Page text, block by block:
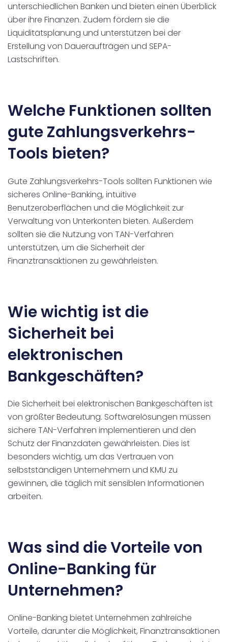
unterschiedlichen Banken und bieten einen Überblick
über ihre Finanzen. Zudem fördern sie die
Liquiditätsplanung und unterstützen bei der
Erstellung von Daueraufträgen und SEPA-
Lastschriften.
Welche Funktionen sollten
gute Zahlungsverkehrs-
Tools bieten?
Gute Zahlungsverkehrs-Tools sollten Funktionen wie
sicheres Online-Banking, intuitive
Benutzeroberflächen und die Möglichkeit zur
Verwaltung von Unterkonten bieten. Außerdem
sollten sie die Nutzung von TAN-Verfahren
unterstützen, um die Sicherheit der
Finanztransaktionen zu gewährleisten.
Wie wichtig ist die
Sicherheit bei
elektronischen
Bankgeschäften?
Die Sicherheit bei elektronischen Bankgeschäften ist
von größter Bedeutung. Softwarelösungen müssen
sichere TAN-Verfahren implementieren und den
Schutz der Finanzdaten gewährleisten. Dies ist
besonders wichtig, um das Vertrauen von
selbstständigen Unternehmern und KMU zu
gewinnen, die täglich mit sensiblen Informationen
arbeiten.
Was sind die Vorteile von
Online-Banking für
Unternehmen?
Online-Banking bietet Unternehmen zahlreiche
Vorteile, darunter die Möglichkeit, Finanztransaktionen